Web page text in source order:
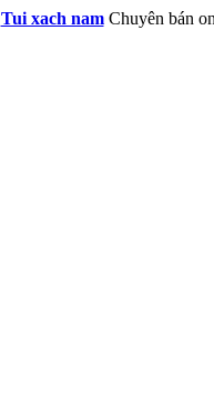
Tui xach namChuyên bán